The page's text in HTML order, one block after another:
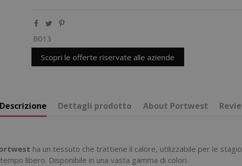
B013
Scopri le offerte riservate alle aziende
Descrizione Dettagli prodotto About Portwest
ha un tessuto che trattiene il calore, utilizzabile per le
libero. Disponibile in una vasta gamma di colori.